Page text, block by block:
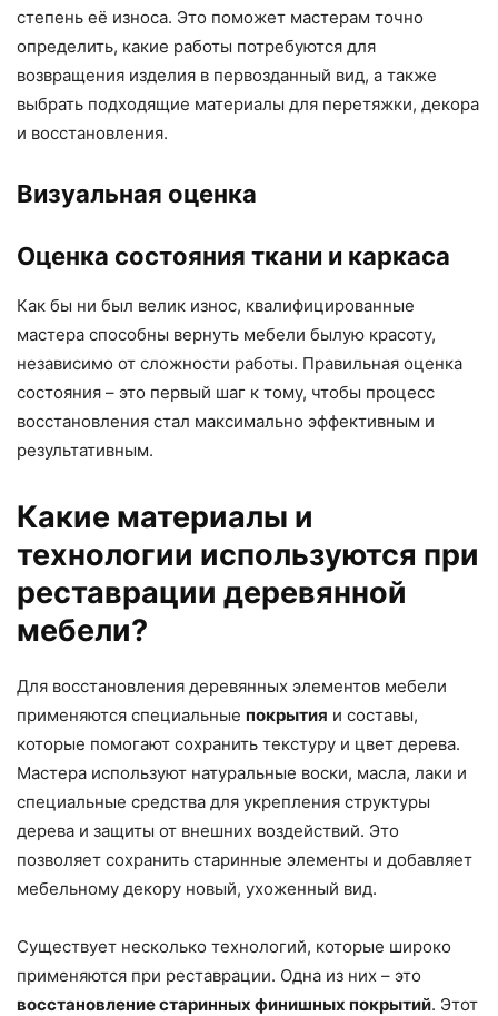
степень её износа. Это поможет мастерам точно
определить, какие работы потребуются для
возвращения изделия в первозданный вид, а также
выбрать подходящие материалы для перетяжки, декора
и восстановления.
Визуальная оценка
Оценка состояния ткани и каркаса
Как бы ни был велик износ, квалифицированные
мастера способны вернуть мебели былую красоту,
независимо от сложности работы. Правильная оценка
состояния – это первый шаг к тому, чтобы процесс
восстановления стал максимально эффективным и
результативным.
Какие материалы и
технологии используются при
реставрации деревянной
мебели?
Для восстановления деревянных элементов мебели
применяются специальные покрытия и составы,
которые помогают сохранить текстуру и цвет дерева.
Мастера используют натуральные воски, масла, лаки и
специальные средства для укрепления структуры
дерева и защиты от внешних воздействий. Это
позволяет сохранить старинные элементы и добавляет
мебельному декору новый, ухоженный вид.
Существует несколько технологий, которые широко
применяются при реставрации. Одна из них – это
восстановление старинных финишных покрытий. Этот